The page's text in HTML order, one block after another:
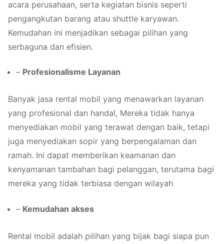
acara perusahaan, serta kegiatan bisnis seperti
pengangkutan barang atau shuttle karyawan.
Kemudahan ini menjadikan sebagai pilihan yang
serbaguna dan efisien.
– Profesionalisme Layanan
Banyak jasa rental mobil yang menawarkan layanan
yang profesional dan handal, Mereka tidak hanya
menyediakan mobil yang terawat dengan baik, tetapi
juga menyediakan sopir yang berpengalaman dan
ramah. Ini dapat memberikan keamanan dan
kenyamanan tambahan bagi pelanggan, terutama bagi
mereka yang tidak terbiasa dengan wilayah
– Kemudahan akses
Rental mobil adalah pilihan yang bijak bagi siapa pun